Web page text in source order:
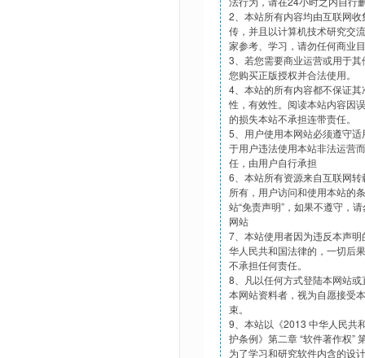
2、本站所有内容均由互联网
传，并且以计算机技术研究交
家参考、学习，请勿任何商业
3、若您需要商业运营或用于
您购买正版授权并合法使用。
4、本站的所有内容都不保证
性，有效性。阅读本站内容因
的损失本站不承担连带责任。
5、用户使用本网站必须遵守
于用户违法使用本站非法运营
任，由用户自行承担
6、本站所有资源来自互联网
所有，用户访问和使用本站的
站“免责声明”，如果不遵守，
网站
7、本站使用者因为违反本声
华人民共和国法律的，一切后
不承担任何责任。
8、凡以任何方式登陆本网站
本网站资料者，视为自愿接受
束。
9、本站以《2013 中华人民共
护条例》第二章 “软件著作权”
为了学习和研究软件内含的设